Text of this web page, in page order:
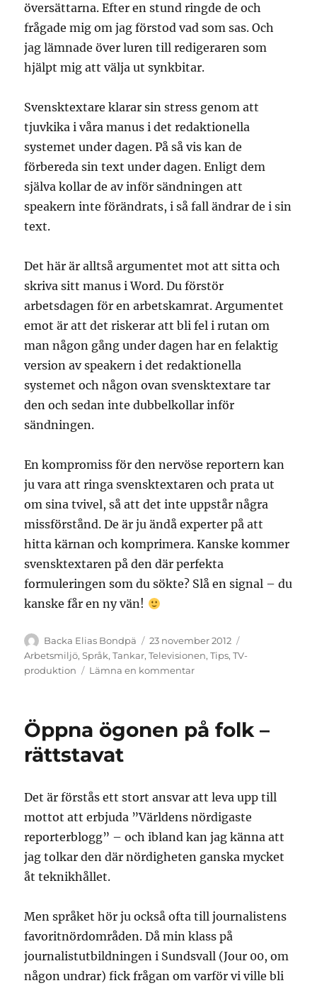
översättarna. Efter en stund ringde de och
frågade mig om jag förstod vad som sas. Och
jag lämnade över luren till redigeraren som
hjälpt mig att välja ut synkbitar.
Svensktextare klarar sin stress genom att
tjuvkika i våra manus i det redaktionella
systemet under dagen. På så vis kan de
förbereda sin text under dagen. Enligt dem
själva kollar de av inför sändningen att
speakern inte förändrats, i så fall ändrar de i sin
text.
Det här är alltså argumentet mot att sitta och
skriva sitt manus i Word. Du förstör
arbetsdagen för en arbetskamrat. Argumentet
emot är att det riskerar att bli fel i rutan om
man någon gång under dagen har en felaktig
version av speakern i det redaktionella
systemet och någon ovan svensktextare tar
den och sedan inte dubbelkollar inför
sändningen.
En kompromiss för den nervöse reportern kan
ju vara att ringa svensktextaren och prata ut
om sina tvivel, så att det inte uppstår några
missförstånd. De är ju ändå experter på att
hitta kärnan och komprimera. Kanske kommer
svensktextaren på den där perfekta
formuleringen som du sökte? Slå en signal – du
kanske får en ny vän!
Författare
Backa Elias Bondpä
Publicerat
den
23 november 2012
Arbetsmiljö,Språk,Tankar,Televisionen,Tips,TV-
produktion
Lämna en kommentartill
av
del
2
Öppna ögonen på folk –
rättstavat
Det är förstås ett stort ansvar att leva upp till
mottot att erbjuda ”Världens nördigaste
reporterblogg” – och ibland kan jag känna att
jag tolkar den där nördigheten ganska mycket
åt teknikhållet.
Men språket hör ju också ofta till journalistens
favoritnördområden. Då min klass på
journalistutbildningen i Sundsvall (Jour 00, om
någon undrar) fick frågan om varför vi ville bli